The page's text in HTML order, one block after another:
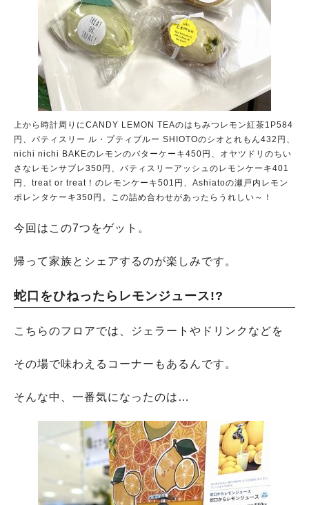
上から時計周りにCANDY LEMON TEAのはちみつレモン紅茶1P584
円、パティスリー ル・プティブルー SHIOTOのシオとれもん432円、
nichi nichi BAKEのレモンのバターケーキ450円、オヤツドリのちい
さなレモンサブレ350円、パティスリーアッシュのレモンケーキ401
円、treat or treat！のレモンケーキ501円、Ashiatoの瀬戸内レモン
ポレンタケーキ350円。この詰め合わせがあったらうれしい～！
今回はこの7つをゲット。
帰って家族とシェアするのが楽しみです。
蛇口をひねったらレモンジュース!?
こちらのフロアでは、ジェラートやドリンクなどを
その場で味わえるコーナーもあるんです。
そんな中、一番気になったのは…